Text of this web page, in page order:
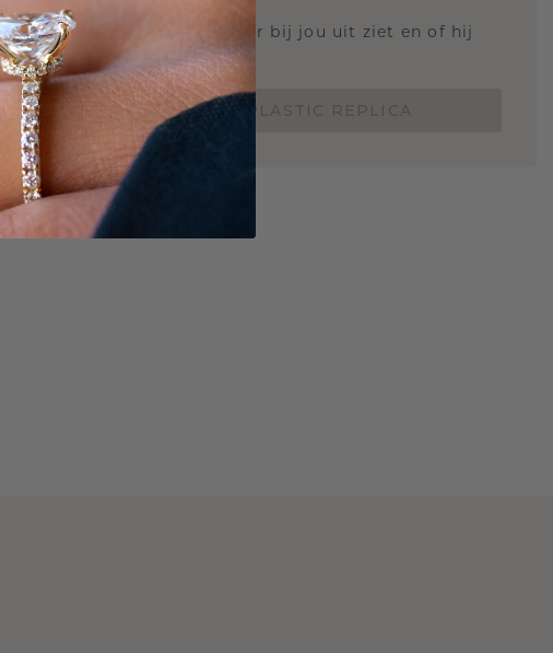
Wil jij weten hoe deze ring er bij jou uit ziet en of hij
past? Nu vanaf slechts €15,-
BESTEL EEN 3D PLASTIC REPLICA